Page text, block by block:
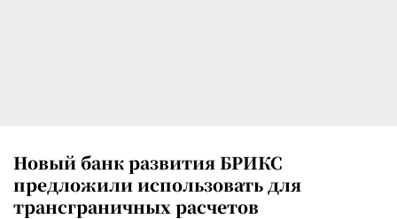
Новый банк развития БРИКС
предложили использовать для
трансграничных расчетов